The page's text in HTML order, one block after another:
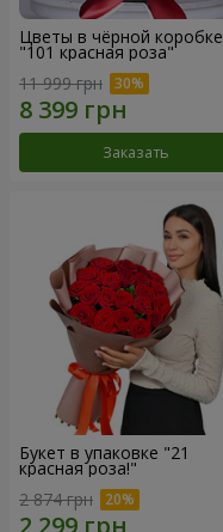
Цветы в чёрной коробке
"101 красная роза"
11 999 грн
Заказать
Букет в упаковке "21
красная роза!"
2 874 грн